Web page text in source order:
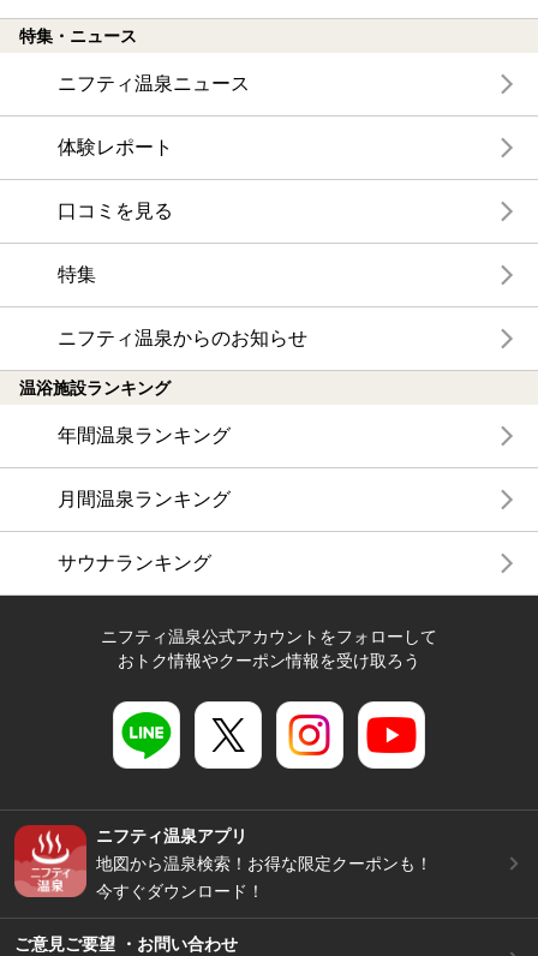
特集・ニュース
ニフティ温泉ニュース
体験レポート
口コミを見る
特集
ニフティ温泉からのお知らせ
温浴施設ランキング
年間温泉ランキング
月間温泉ランキング
サウナランキング
ニフティ温泉公式アカウントをフォローして
おトク情報やクーポン情報を受け取ろう
ニフティ温泉アプリ
地図から温泉検索！お得な限定クーポンも！
今すぐダウンロード！
ご意見ご要望 ・お問い合わせ